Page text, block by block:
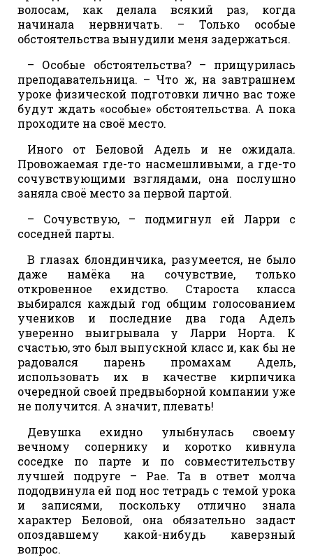
волосам, как делала всякий раз, когда
начинала нервничать. – Только особые
обстоятельства вынудили меня задержаться.
– Особые обстоятельства? – прищурилась
преподавательница. – Что ж, на завтрашнем
уроке физической подготовки лично вас тоже
будут ждать «особые» обстоятельства. А пока
проходите на своё место.
Иного от Беловой Адель и не ожидала.
Провожаемая где-то насмешливыми, а где-то
сочувствующими взглядами, она послушно
заняла своё место за первой партой.
– Сочувствую, – подмигнул ей Ларри с
соседней парты.
В глазах блондинчика, разумеется, не было
даже намёка на сочувствие, только
откровенное ехидство. Староста класса
выбирался каждый год общим голосованием
учеников и последние два года Адель
уверенно выигрывала у Ларри Норта. К
счастью, это был выпускной класс и, как бы не
радовался парень промахам Адель,
использовать их в качестве кирпичика
очередной своей предвыборной компании уже
не получится. А значит, плевать!
Девушка ехидно улыбнулась своему
вечному сопернику и коротко кивнула
соседке по парте и по совместительству
лучшей подруге – Рае. Та в ответ молча
пододвинула ей под нос тетрадь с темой урока
и записями, поскольку отлично знала
характер Беловой, она обязательно задаст
опоздавшему какой-нибудь каверзный
вопрос.